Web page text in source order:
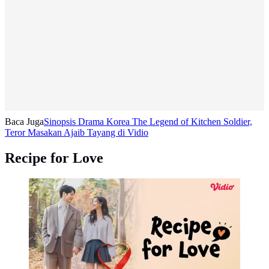
Baca JugaSinopsis Drama Korea The Legend of Kitchen Soldier,
Teror Masakan Ajaib Tayang di Vidio
Recipe for Love
Drama Korea Recipe for Love (Dok. Vidio)